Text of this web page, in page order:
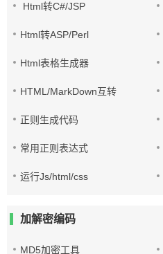
Html转C#/JSP
Html转ASP/Perl
Html表格生成器
HTML/MarkDown互转
正则生成代码
常用正则表达式
运行Js/html/css
加解密编码
MD5加密工具